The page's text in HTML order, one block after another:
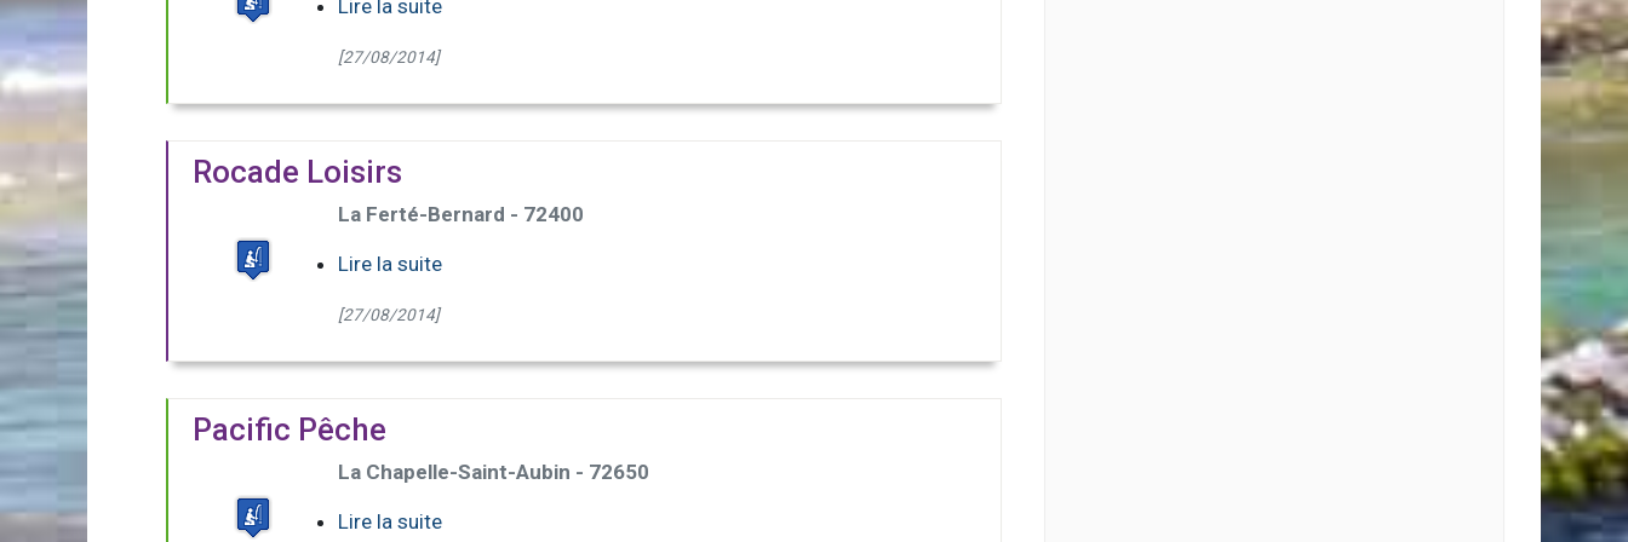
Lire la suite
[27/08/2014]
Rocade Loisirs
La Ferté-Bernard - 72400
Lire la suite
[27/08/2014]
Pacific Pêche
La Chapelle-Saint-Aubin - 72650
Lire la suite